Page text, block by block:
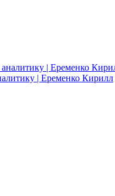
| Еременко Кирилл